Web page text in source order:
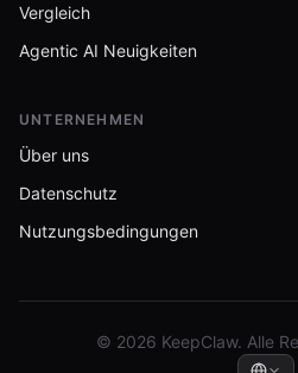
Vergleich
Agentic AI Neuigkeiten
UNTERNEHMEN
Über uns
Datenschutz
Nutzungsbedingungen
© 2026 KeepClaw. Alle